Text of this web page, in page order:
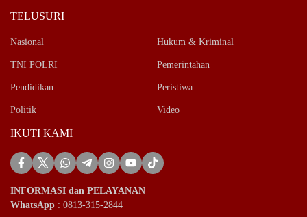
TELUSURI
Nasional Hukum & Kriminal
TNI POLRI Pemerintahan
Pendidikan Peristiwa
Politik Video
IKUTI KAMI
INFORMASI dan PELAYANAN
WhatsApp : 0813-315-2844